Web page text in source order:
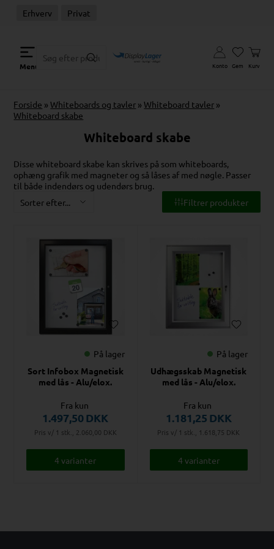
Erhverv Privat
Menu Konto Gem Kurv
Forside »Whiteboards og tavler »Whiteboard tavler »
Whiteboard skabe
Whiteboard skabe
Disse whiteboard skabe kan skrives på som whiteboards,
ophæng grafik med magneter og så låses af med nøgle. Passer
til både indendørs og udendørs brug.
Filtrer produkter
På lager
Sort Infobox Magnetisk
med lås - Alu/elox.
Fra kun
1.497,50DKK
Pris v/ 1 stk., 2.060,00 DKK
4 varianter
På lager
Udhægsskab Magnetisk
med lås - Alu/elox.
Fra kun
1.181,25 DKK
Pris v/ 1 stk., 1.618,75 DKK
4 varianter